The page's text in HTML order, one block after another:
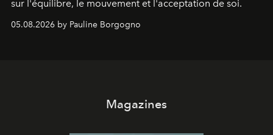
sur l'équilibre, le mouvement et l'acceptation de soi.
05.08.2026 by Pauline Borgogno
Magazines